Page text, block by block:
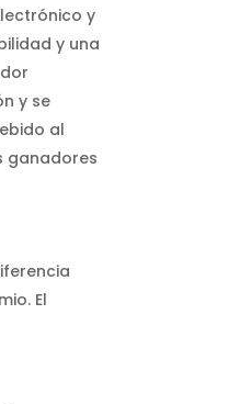
y
y una
y se
al
ganadores
El